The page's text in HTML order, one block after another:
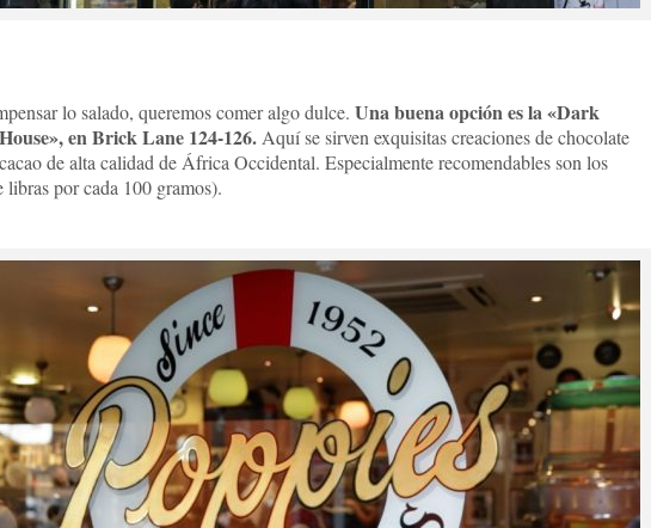
lo salado, queremos comer algo dulce. Una buena opción es la «Dark
en Brick Lane 124-126. Aquí se sirven exquisitas creaciones de chocolate
de alta calidad de África Occidental. Especialmente recomendables son los
libras por cada 100 gramos).